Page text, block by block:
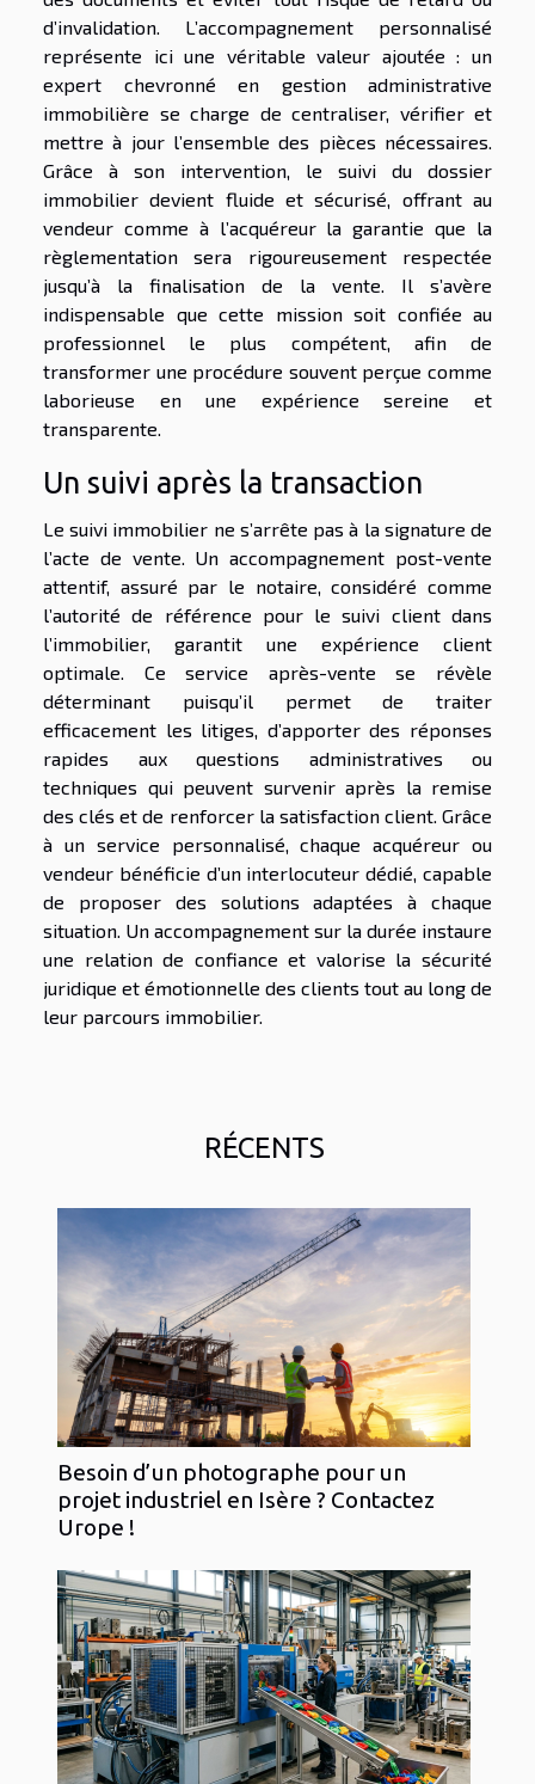
d’invalidation. L’accompagnement personnalisé
représente ici une véritable valeur ajoutée : un
expert chevronné en gestion administrative
immobilière se charge de centraliser, vérifier et
mettre à jour l’ensemble des pièces nécessaires.
Grâce à son intervention, le suivi du dossier
immobilier devient fluide et sécurisé, offrant au
vendeur comme à l’acquéreur la garantie que la
règlementation sera rigoureusement respectée
jusqu’à la finalisation de la vente. Il s’avère
indispensable que cette mission soit confiée au
professionnel le plus compétent, afin de
transformer une procédure souvent perçue comme
laborieuse en une expérience sereine et
transparente.
Un suivi après la transaction
Le suivi immobilier ne s’arrête pas à la signature de
l’acte de vente. Un accompagnement post-vente
attentif, assuré par le notaire, considéré comme
l’autorité de référence pour le suivi client dans
l’immobilier, garantit une expérience client
optimale. Ce service après-vente se révèle
déterminant puisqu’il permet de traiter
efficacement les litiges, d’apporter des réponses
rapides aux questions administratives ou
techniques qui peuvent survenir après la remise
des clés et de renforcer la satisfaction client. Grâce
à un service personnalisé, chaque acquéreur ou
vendeur bénéficie d’un interlocuteur dédié, capable
de proposer des solutions adaptées à chaque
situation. Un accompagnement sur la durée instaure
une relation de confiance et valorise la sécurité
juridique et émotionnelle des clients tout au long de
leur parcours immobilier.
RÉCENTS
Besoin d’un photographe pour un
projet industriel en Isère ? Contactez
Urope !